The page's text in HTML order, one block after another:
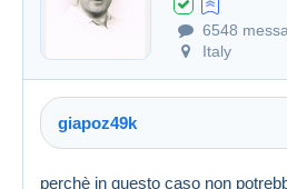
Created on 16 Jan 2024 at 09:53
6548
Italy
giapoz49k
perchè in questo caso non